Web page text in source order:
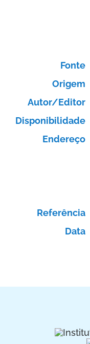
Fonte
Origem
Autor/Editor
Disponibilidade
Endereço
Referência
Data